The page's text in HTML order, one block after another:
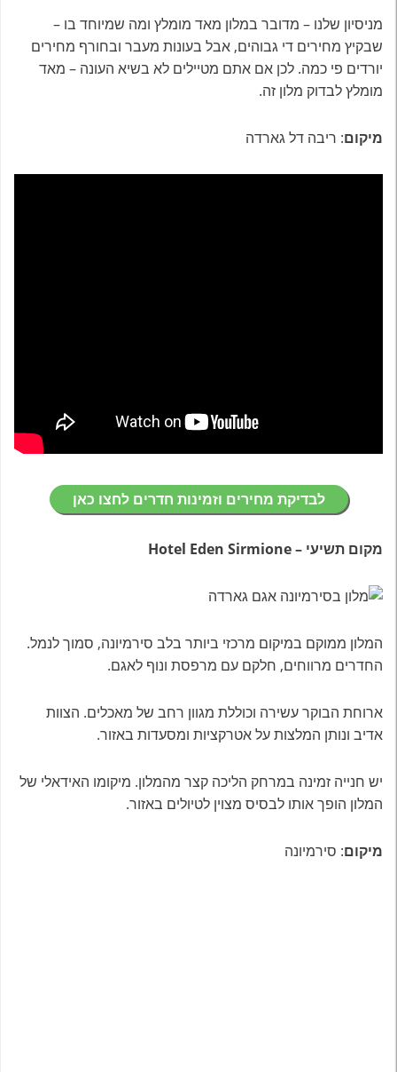
מניסיון שלנו – מדובר במלון מאד מומלץ ומה שמיוחד בו –
שבקיץ מחירים די גבוהים, אבל בעונות מעבר ובחורף מחירים
יורדים פי כמה. לכן אם אתם מטיילים לא בשיא העונה – מאד
מומלץ לבדוק מלון זה.
מיקום: ריבה דל גארדה
לבדיקת מחירים וזמינות חדרים לחצו כאן
מקום תשיעי – Hotel Eden Sirmione
המלון ממוקם במיקום מרכזי ביותר בלב סירמיונה, סמוך לנמל.
החדרים מרווחים, חלקם עם מרפסת ונוף לאגם.
ארוחת הבוקר עשירה וכוללת מגוון רחב של מאכלים. הצוות
אדיב ונותן המלצות על אטרקציות ומסעדות באזור.
יש חנייה זמינה במרחק הליכה קצר מהמלון. מיקומו האידאלי של
המלון הופך אותו לבסיס מצוין לטיולים באזור.
מיקום: סירמיונה